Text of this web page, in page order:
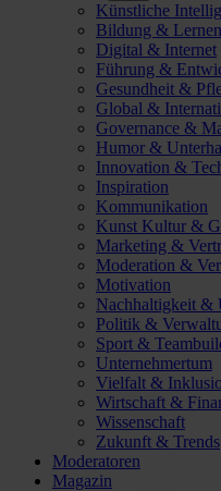
Künstliche
Bildung & Lernen
Digital & Internet
Führung &
Gesundheit &
Global &
Governance &
Humor &
Innovation &
Inspiration
Kommunikation
Kunst Kultur &
Marketing &
Moderation &
Motivation
Nachhaltigkeit &
Politik &
Sport &
Unternehmertum
Vielfalt &
Wirtschaft &
Wissenschaft
Zukunft & Trends
Moderatoren
Magazin